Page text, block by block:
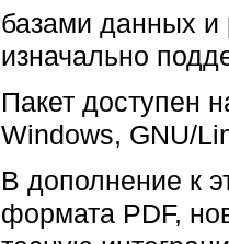
базами данных
изначально
Пакет доступен
Windows, GNU/
В дополнение к
формата PDF,